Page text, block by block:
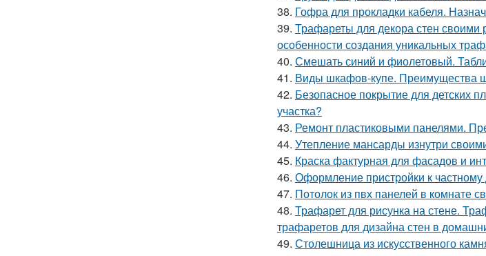
38. Гофра для прокладки кабеля.
39. Трафареты для декора стен
особенности создания уникальных
40. Смешать синий и фиолетовый.
41. Виды шкафов-купе. Преимущества
42. Безопасное покрытие для детских
участка?
43. Ремонт пластиковыми панелями.
44. Утепление мансарды изнутри
45. Краска фактурная для фасадов и
46. Оформление пристройки к
47. Потолок из пвх панелей в комнате
48. Трафарет для рисунка на стене.
трафаретов для дизайна стен в
49. Столешница из искусственного